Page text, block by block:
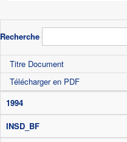
Recherche
Titre Document
Télécharger en PDF
1994
INSD_BF